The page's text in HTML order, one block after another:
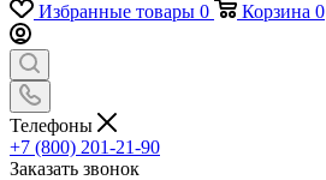
Избранные товары 0 Корзина 0
Телефоны
+7 (800) 201-21-90
Заказать звонок